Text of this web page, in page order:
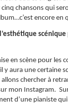
chansons qui
encore
en scène pour les
y aura une certaine
chercher à
mon Instagram.
d’une pianiste